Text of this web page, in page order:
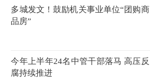
多城发文！鼓励机关事业单位“团购商
品房”
今年上半年24名中管干部落马 高压反
腐持续推进